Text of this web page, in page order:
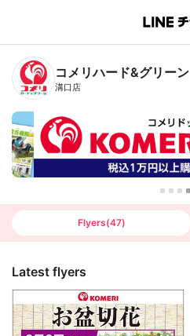
B
n
T
コメリハード&グリーン
溝口店
Flyers(47)
Latest flyers